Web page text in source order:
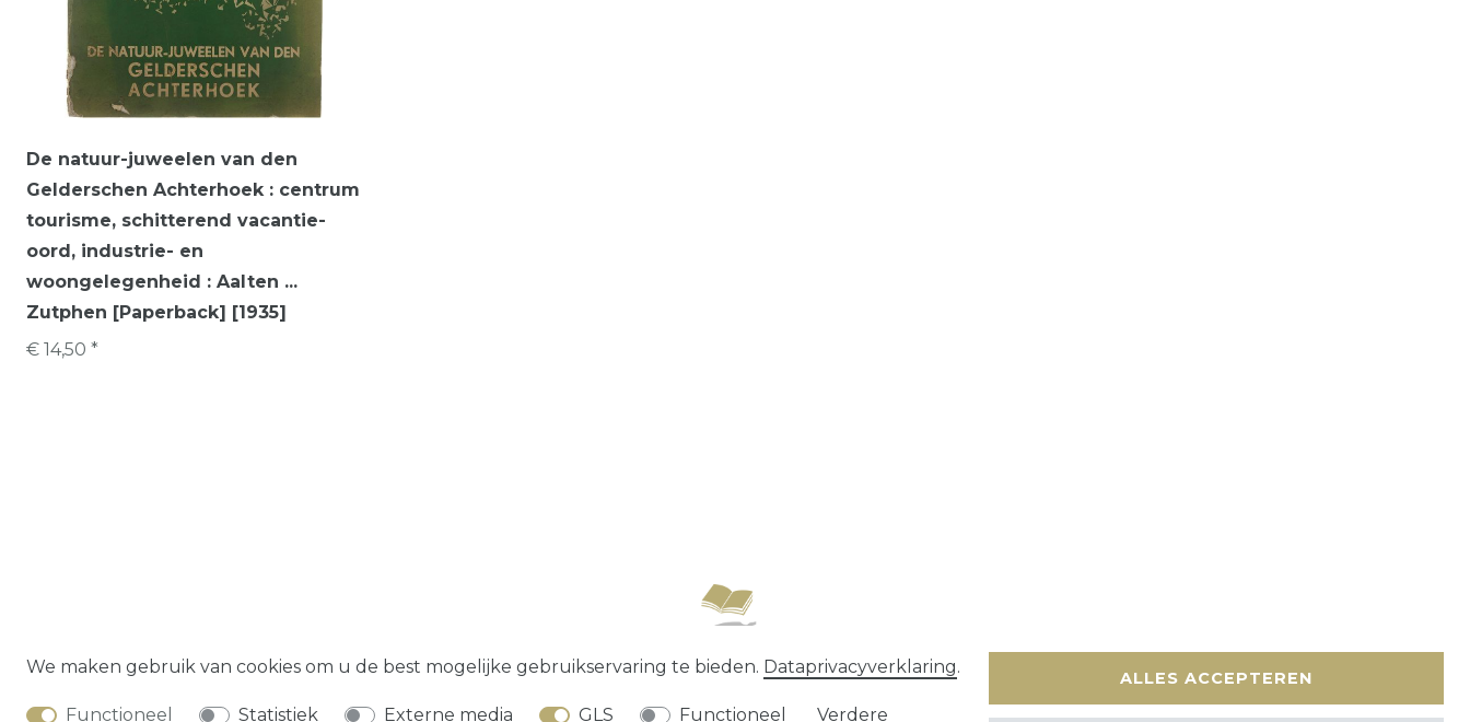
De natuur-juweelen van den
Gelderschen Achterhoek : centrum
tourisme, schitterend vacantie-
oord, industrie- en
woongelegenheid : Aalten ...
Zutphen [Paperback] [1935]
€ 14,50 *
Herroepings­recht Data­privacy­verklaring Algemene voorwaarden
We maken gebruik van cookies om u de best mogelijke gebruikservaring te bieden. Data­privacy­verklaring.
Functioneel Statistiek Externe media GLS Functioneel Verdere
ALLES ACCEPTEREN